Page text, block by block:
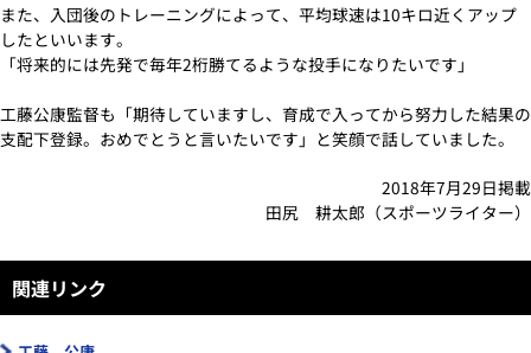
また、入団後のトレーニングによって、平均球速は10キロ近くアップ
したといいます。
「将来的には先発で毎年2桁勝てるような投手になりたいです」
工藤公康監督も「期待していますし、育成で入ってから努力した結果の
支配下登録。おめでとうと言いたいです」と笑顔で話していました。
2018年7月29日掲載
田尻 耕太郎（スポーツライター）
関連リンク